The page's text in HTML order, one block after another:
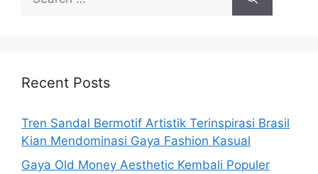
for:
Recent Posts
Tren Sandal Bermotif Artistik Terinspirasi Brasil
Kian Mendominasi Gaya Fashion Kasual
Gaya Old Money Aesthetic Kembali Populer